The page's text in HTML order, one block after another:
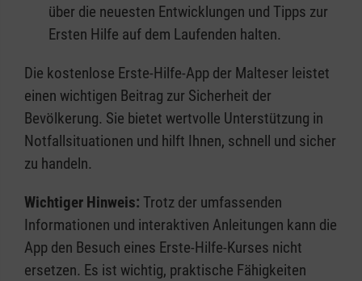
über die neuesten Entwicklungen und Tipps zur
Ersten Hilfe auf dem Laufenden halten.
Die kostenlose Erste-Hilfe-App der Malteser leistet
einen wichtigen Beitrag zur Sicherheit der
Bevölkerung. Sie bietet wertvolle Unterstützung in
Notfallsituationen und hilft Ihnen, schnell und sicher
zu handeln.
Wichtiger Hinweis: Trotz der umfassenden
Informationen und interaktiven Anleitungen kann die
App den Besuch eines Erste-Hilfe-Kurses nicht
ersetzen. Es ist wichtig, praktische Fähigkeiten